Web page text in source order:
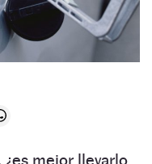
mejor llevarlo